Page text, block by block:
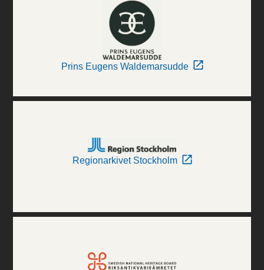
Prins Eugens Waldemarsudde
Regionarkivet Stockholm